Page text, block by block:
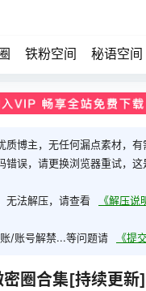
铁粉空间 秘语空间
博主，无任何漏点素材，有
错误，请更换浏览器重试，
无法解压，请查看
《解压说
/账号解禁...等问题请
《提
圈合集[持续更新]